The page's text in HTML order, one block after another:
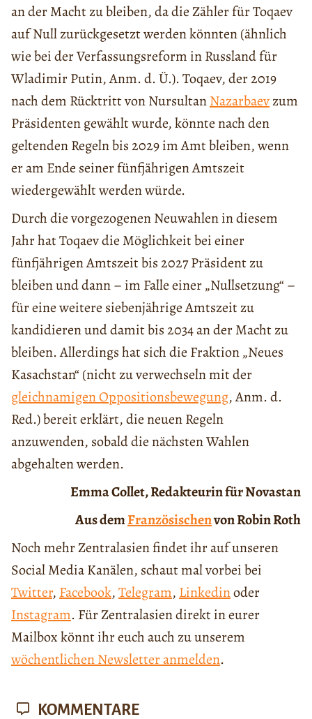
an der Macht zu bleiben, da die Zähler für Toqaev
auf Null zurückgesetzt werden könnten (ähnlich
wie bei der Verfassungsreform in Russland für
Wladimir Putin, Anm. d. Ü.). Toqaev, der 2019
nach dem Rücktritt von NursultanNazarbaevzum
Präsidenten gewählt wurde, könnte nach den
geltenden Regeln bis 2029 im Amt bleiben, wenn
er am Ende seiner fünfjährigen Amtszeit
wiedergewählt werden würde.
Durch die vorgezogenen Neuwahlen in diesem
Jahr hat Toqaev die Möglichkeit bei einer
fünfjährigen Amtszeit bis 2027 Präsident zu
bleiben und dann – im Falle einer „Nullsetzung“ –
für eine weitere siebenjährige Amtszeit zu
kandidieren und damit bis 2034 an der Macht zu
bleiben. Allerdings hat sich die Fraktion „Neues
Kasachstan“ (nicht zu verwechseln mit der
gleichnamigen Oppositionsbewegung, Anm. d.
Red.) bereit erklärt, die neuen Regeln
anzuwenden, sobald die nächsten Wahlen
abgehalten werden.
Emma Collet, Redakteurin für Novastan
Aus demFranzösischenvon Robin Roth
Noch mehr Zentralasien findet ihr auf unseren
Social Media Kanälen, schaut mal vorbei bei
Twitter, Facebook,Telegram, Linkedinoder
Instagram. Für Zentralasien direkt in eurer
Mailbox könnt ihr euch auch zu unserem
wöchentlichen Newsletter anmelden.
KOMMENTARE